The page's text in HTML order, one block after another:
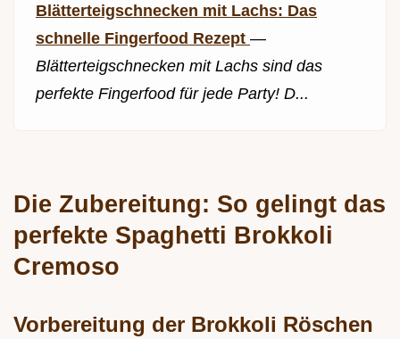
Blätterteigschnecken mit Lachs: Das
schnelle Fingerfood Rezept —
Blätterteigschnecken mit Lachs sind das
perfekte Fingerfood für jede Party! D...
Die Zubereitung: So gelingt das
perfekte Spaghetti Brokkoli
Cremoso
Vorbereitung der Brokkoli Röschen